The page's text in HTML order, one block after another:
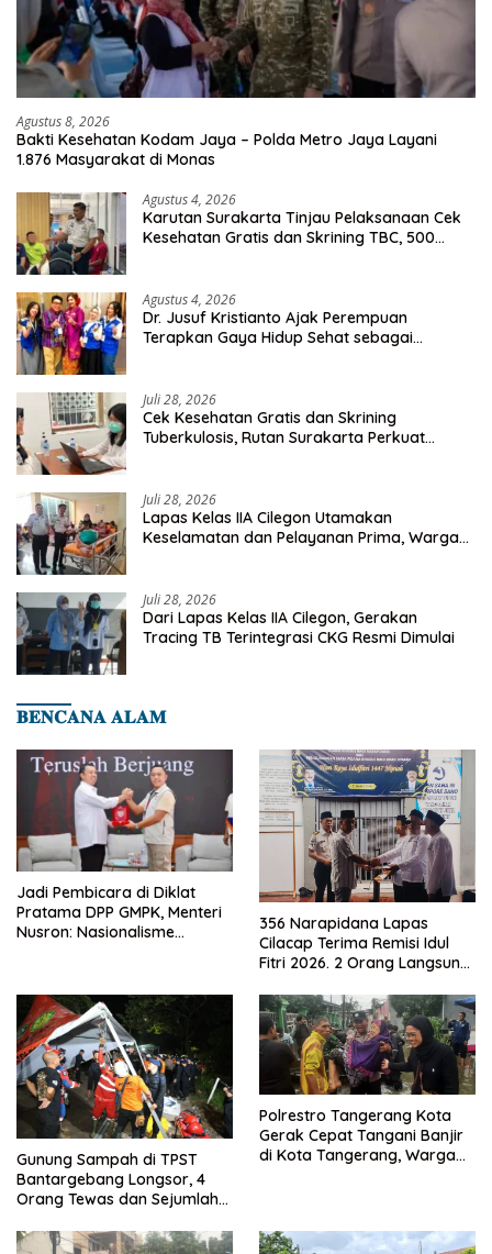
Agustus 8, 2026
Bakti Kesehatan Kodam Jaya – Polda Metro Jaya Layani
1.876 Masyarakat di Monas
Agustus 4, 2026
Karutan Surakarta Tinjau Pelaksanaan Cek
Kesehatan Gratis dan Skrining TBC, 500
Agustus 4, 2026
Dr. Jusuf Kristianto Ajak Perempuan
Terapkan Gaya Hidup Sehat sebagai
Juli 28, 2026
Cek Kesehatan Gratis dan Skrining
Tuberkulosis, Rutan Surakarta Perkuat
Juli 28, 2026
Lapas Kelas IIA Cilegon Utamakan
Keselamatan dan Pelayanan Prima, Warga
Juli 28, 2026
Dari Lapas Kelas IIA Cilegon, Gerakan
Tracing TB Terintegrasi CKG Resmi Dimulai
𝐁𝐄𝐍𝐂𝐀𝐍𝐀 𝐀𝐋𝐀𝐌
Jadi Pembicara di Diklat
Pratama DPP GMPK, Menteri
Nusron: Nasionalisme
356 Narapidana Lapas
Cilacap Terima Remisi Idul
Fitri 2026. 2 Orang Langsung
Gunung Sampah di TPST
Bantargebang Longsor, 4
Orang Tewas dan Sejumlah
Polrestro Tangerang Kota
Gerak Cepat Tangani Banjir
di Kota Tangerang, Warga